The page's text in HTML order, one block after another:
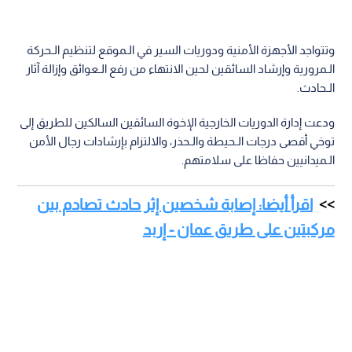
وتتواجد الأجهزة الأمنية ودوريات السير في الـموقع لتنظيم الـحركة
الـمرورية وإرشاد السائقين لحين الانتهاء من رفع الـعوائق وإزالة آثار
الـحادث.
ودعت إدارة الدوريات الخارجية الإخوة السائقين السالكين للطريق إلى
توخي أقصى درجات الـحيطة والـحذر، والالتزام بإرشادات رجال الأمن
الـميدانيين حفاظا على سلامتهم.
اقرأ أيضا: إصابة شخصين إثر حادث تصادم بين
مركبتين على طريق عمان - إربد